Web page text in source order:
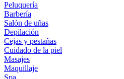
Peluquería
Barbería
Salón de uñas
Depilación
Cejas y pestañas
Cuidado de la piel
Masajes
Maquillaje
Spa